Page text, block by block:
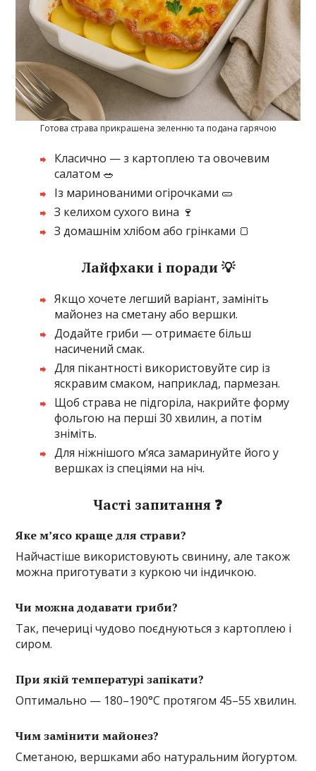
Готова страва прикрашена зеленню та подана гарячою
Класично — з картоплею та овочевим
салатом 🥗
Із маринованими огірочками 🥒
З келихом сухого вина 🍷
З домашнім хлібом або грінками 🍞
Лайфхаки і поради 💡
Якщо хочете легший варіант, замініть
майонез на сметану або вершки.
Додайте гриби — отримаєте більш
насичений смак.
Для пікантності використовуйте сир із
яскравим смаком, наприклад, пармезан.
Щоб страва не підгоріла, накрийте форму
фольгою на перші 30 хвилин, а потім
зніміть.
Для ніжнішого м’яса замаринуйте його у
вершках із спеціями на ніч.
Часті запитання ❓
Яке м’ясо краще для страви?
Найчастіше використовують свинину, але також
можна приготувати з куркою чи індичкою.
Чи можна додавати гриби?
Так, печериці чудово поєднуються з картоплею і
сиром.
При якій температурі запікати?
Оптимально — 180–190°C протягом 45–55 хвилин.
Чим замінити майонез?
Сметаною, вершками або натуральним йогуртом.